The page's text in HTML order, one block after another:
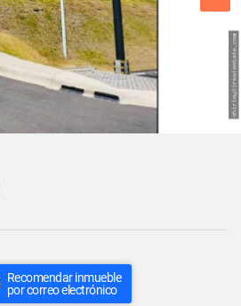
Recomendar inmueble
por correo electrónico